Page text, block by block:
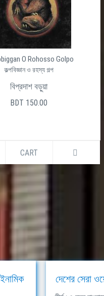
O Rohosso Golpo
কল্পবিজ্ঞান ও রহস্য গল্প
বিপ্রদাশ বড়ুয়া
BDT 150.00
CART
দেশের সেরা